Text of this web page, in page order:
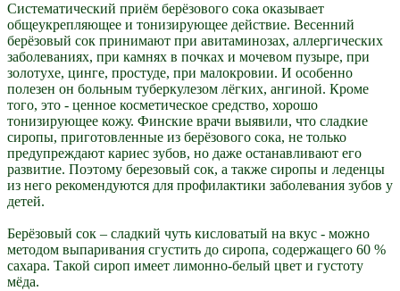
Систематический приём берёзового сока оказывает
общеукрепляющее и тонизирующее действие. Весенний
берёзовый сок принимают при авитаминозах, аллергических
заболеваниях, при камнях в почках и мочевом пузыре, при
золотухе, цинге, простуде, при малокровии. И особенно
полезен он больным туберкулезом лёгких, ангиной. Кроме
того, это - ценное косметическое средство, хорошо
тонизирующее кожу. Финские врачи выявили, что сладкие
сиропы, приготовленные из берёзового сока, не только
предупреждают кариес зубов, но даже останавливают его
развитие. Поэтому березовый сок, а также сиропы и леденцы
из него рекомендуются для профилактики заболевания зубов у
детей.
Берёзовый сок – сладкий чуть кисловатый на вкус - можно
методом выпаривания сгустить до сиропа, содержащего 60 %
сахара. Такой сироп имеет лимонно-белый цвет и густоту
мёда.